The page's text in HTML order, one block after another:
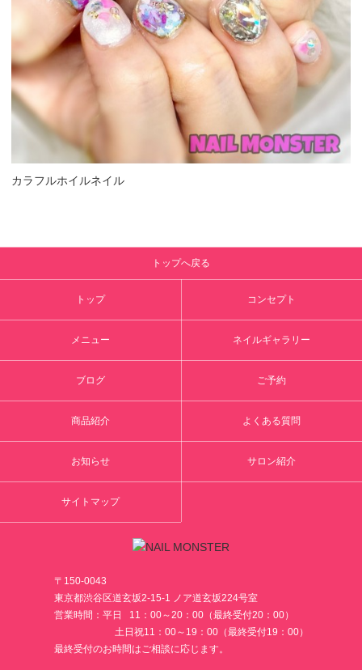
カラフルホイルネイル
トップへ戻る
トップ コンセプト
メニュー ネイルギャラリー
ブログ ご予約
商品紹介 よくある質問
お知らせ サロン紹介
サイトマップ
〒150-0043
東京都渋谷区道玄坂2-15-1 ノア道玄坂224号室
営業時間：平日 11：00～20：00（最終受付20：00）
土日祝11：00～19：00（最終受付19：00）
最終受付のお時間はご相談に応じます。